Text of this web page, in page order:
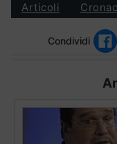
Articoli
Condividi